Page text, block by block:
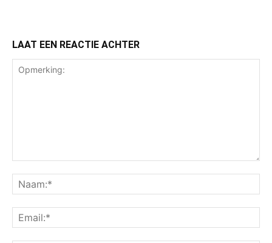
LAAT EEN REACTIE ACHTER